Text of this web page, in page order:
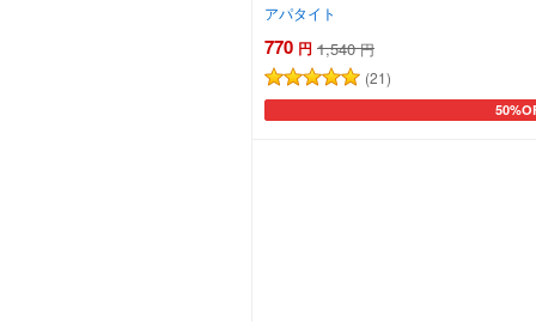
アパタイト
770 円 1,540 円
(21)
カート